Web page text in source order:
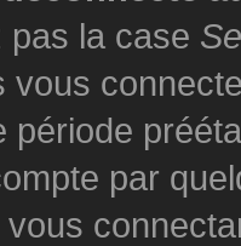
pas la case
vous
période
par